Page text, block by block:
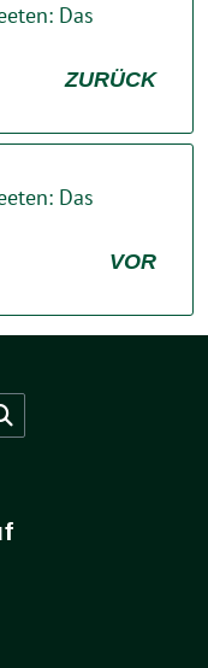
Das
ZURÜCK
Das
VOR